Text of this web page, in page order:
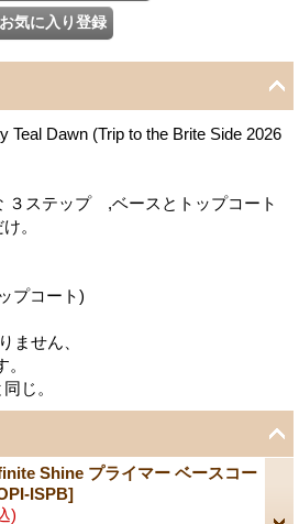
Teal Dawn (Trip to the Brite Side 2026
３ステップ ,ベースとトップコート
。
プコート)
ません、
じ。
Shine プライマー ベースコー
ISPB]
)